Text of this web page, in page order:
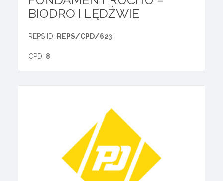
BIODRO I LĘDŹWIE
REPS ID: REPS/CPD/623
CPD: 8